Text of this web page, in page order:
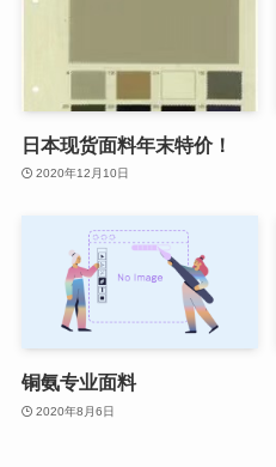
日本现货面料年末特价！
2020年12月10日
铜氨专业面料
2020年8月6日